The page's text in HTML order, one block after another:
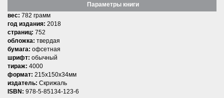
Параметры книги
вес: 782 грамм
год издания: 2018
страниц: 752
обложка: твердая
бумага: офсетная
шрифт: обычный
тираж: 4000
формат: 215x150x34мм
издатель: Скрижаль
ISBN: 978-5-85134-123-6